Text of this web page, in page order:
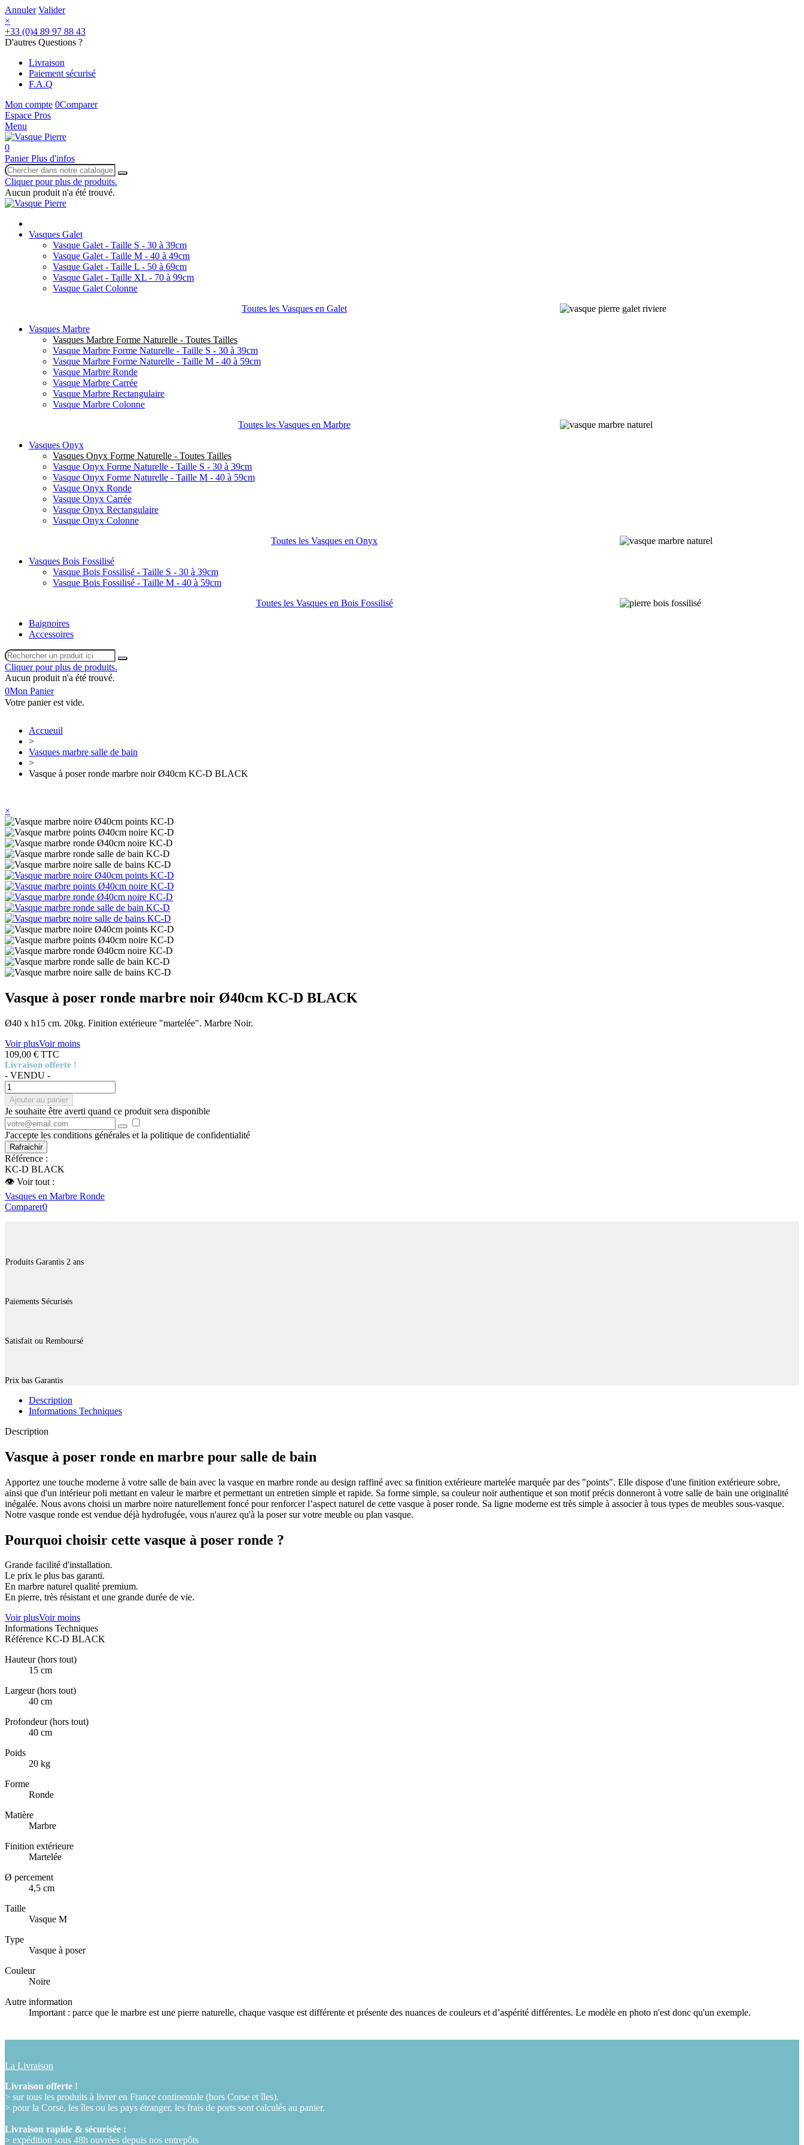
Annuler Valider
×
+33 (0)4 89 97 88 43
D'autres Questions ?
Livraison
Paiement sécurisé
F.A.Q
Mon compte 0Comparer
Espace Pros
Menu
0
Panier Plus d'infos
Cliquer pour plus de produits.
Aucun produit n'a été trouvé.
Vasques Galet
Vasque Galet - Taille S - 30 à 39cm
Vasque Galet - Taille M - 40 à 49cm
Vasque Galet - Taille L - 50 à 69cm
Vasque Galet - Taille XL - 70 à 99cm
Vasque Galet Colonne
Toutes les Vasques en Galet
Vasques Marbre
Vasques Marbre Forme Naturelle - Toutes Tailles
Vasque Marbre Forme Naturelle - Taille S - 30 à 39cm
Vasque Marbre Forme Naturelle - Taille M - 40 à 59cm
Vasque Marbre Ronde
Vasque Marbre Carrée
Vasque Marbre Rectangulaire
Vasque Marbre Colonne
Toutes les Vasques en Marbre
Vasques Onyx
Vasques Onyx Forme Naturelle - Toutes Tailles
Vasque Onyx Forme Naturelle - Taille S - 30 à 39cm
Vasque Onyx Forme Naturelle - Taille M - 40 à 59cm
Vasque Onyx Ronde
Vasque Onyx Carrée
Vasque Onyx Rectangulaire
Vasque Onyx Colonne
Toutes les Vasques en Onyx
Vasques Bois Fossilisé
Vasque Bois Fossilisé - Taille S - 30 à 39cm
Vasque Bois Fossilisé - Taille M - 40 à 59cm
Toutes les Vasques en Bois Fossilisé
Baignoires
Accessoires
Cliquer pour plus de produits.
Aucun produit n'a été trouvé.
0Mon Panier
Votre panier est vide.
Accueuil
>
Vasques marbre salle de bain
>
Vasque à poser ronde marbre noir Ø40cm KC-D BLACK
×
Vasque à poser ronde marbre noir Ø40cm KC-D BLACK
Ø40 x h15 cm. 20kg. Finition extérieure "martelée". Marbre Noir.
Voir plusVoir moins
109,00 € TTC
Livraison offerte !
- VENDU -
Ajouter au panier
Je souhaite être averti quand ce produit sera disponible
J'accepte les conditions générales et la politique de confidentialité
Référence :
KC-D BLACK
👁 Voir tout :
Vasques en Marbre Ronde
Comparer0
Produits Garantis 2 ans
Paiements Sécurisés
Satisfait ou Remboursé
Prix bas Garantis
Description
Informations Techniques
Description
Vasque à poser ronde en marbre pour salle de bain
Apportez une touche moderne à votre salle de bain avec la vasque en marbre ronde au design raffiné avec sa finition extérieure martelée marquée par des "points". Elle dispose d'une finition extérieure sobre,
ainsi que d'un intérieur poli mettant en valeur le marbre et permettant un entretien simple et rapide. Sa forme simple, sa couleur noir authentique et son motif précis donneront à votre salle de bain une originalité
inégalée. Nous avons choisi un marbre noire naturellement foncé pour renforcer l’aspect naturel de cette vasque à poser ronde. Sa ligne moderne est très simple à associer à tous types de meubles sous-vasque.
Notre vasque ronde est vendue déjà hydrofugée, vous n'aurez qu'à la poser sur votre meuble ou plan vasque.
Pourquoi choisir cette vasque à poser ronde ?
Grande facilité d'installation.
Le prix le plus bas garanti.
En marbre naturel qualité premium.
En pierre, très résistant et une grande durée de vie.
Voir plusVoir moins
Informations Techniques
Référence KC-D BLACK
Hauteur (hors tout)
15 cm
Largeur (hors tout)
40 cm
Profondeur (hors tout)
40 cm
Poids
20 kg
Forme
Ronde
Matière
Marbre
Finition extérieure
Martelée
Ø percement
4,5 cm
Taille
Vasque M
Type
Vasque à poser
Couleur
Noire
Autre information
Important : parce que le marbre est une pierre naturelle, chaque vasque est différente et présente des nuances de couleurs et d’aspérité différentes. Le modèle en photo n'est donc qu'un exemple.
La Livraison
Livraison offerte !
> sur tous les produits à livrer en France continentale (hors Corse et îles).
> pour la Corse, les îles ou les pays étranger, les frais de ports sont calculés au panier.
Livraison rapide & sécurisée :
> expédition sous 48h ouvrées depuis nos entrepôts